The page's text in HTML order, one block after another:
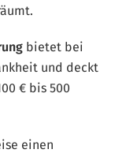
bietet bei
und deckt
€ bis 500
einen